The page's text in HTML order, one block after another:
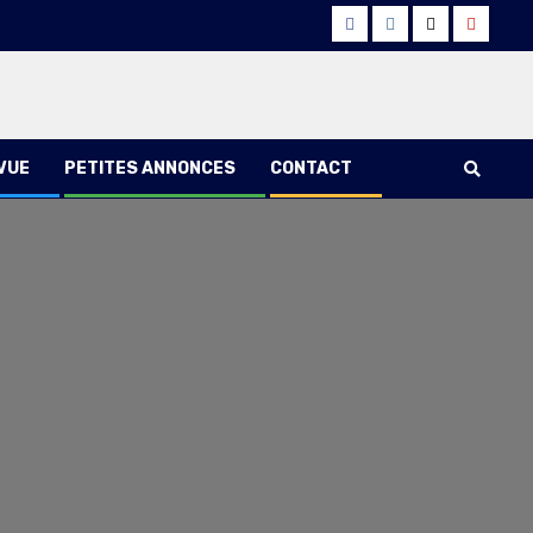
FacebookInstagram
Twitter
PETITES ANNONCES CONTACT